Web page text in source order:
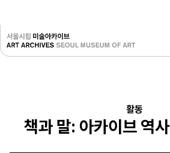
활동
책과 말: 아카이브 역